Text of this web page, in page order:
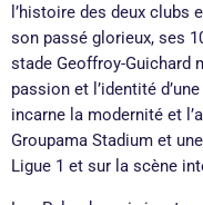
l’histoire des deux clubs
son passé glorieux, ses
stade Geoffroy-Guichard
passion et l’identité
incarne la modernité et
Groupama Stadium et
Ligue 1 et sur la scène